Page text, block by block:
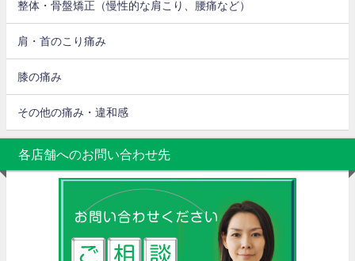
整体・骨盤矯正（慢性的な肩こり、腰痛など）
肩・首のこり痛み
膝の痛み
その他の痛み・違和感
各店舗へのお問い合わせ先